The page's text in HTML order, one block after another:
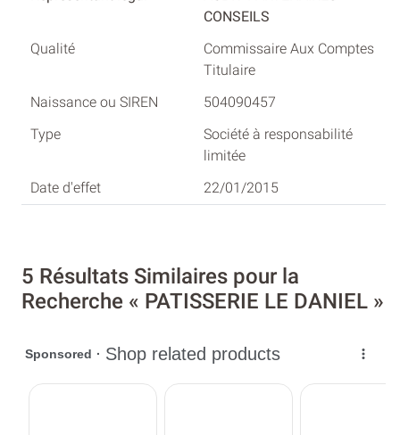
CONSEILS
Commissaire Aux Comptes
Titulaire
504090457
Société à responsabilité
limitée
22/01/2015
5 Résultats Similaires pour la
Recherche « PATISSERIE LE DANIEL »